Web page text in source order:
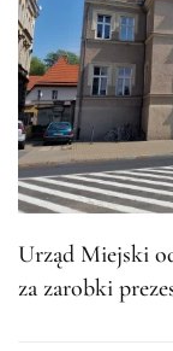
Urząd Miejski
za zarobki